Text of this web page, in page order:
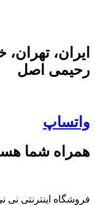
ایران، تهران،
رحیمی اصل
واتساپ
همراه شما